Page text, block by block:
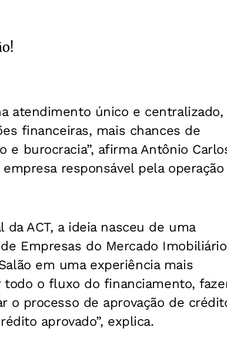
atendimento único e centralizado,
financeiras, mais chances de
burocracia”, afirma Antônio
responsável pela operação
ACT, a ideia nasceu de uma
Empresas do Mercado Imobiliário
em uma experiência mais
todo o fluxo do financiamento,
o processo de aprovação de
aprovado”, explica.